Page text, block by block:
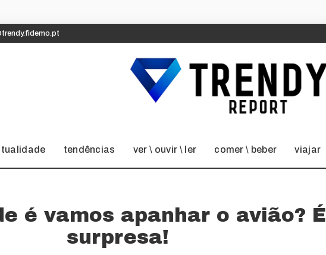
tendências ver \ ouvir \ ler comer \ beber viajar
é vamos apanhar o avião? É
surpresa!